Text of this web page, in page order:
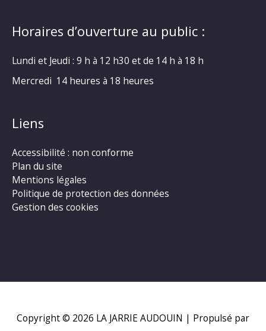
Horaires d’ouverture au public :
Lundi et Jeudi : 9 h à 12 h30 et de 14 h à 18 h
Mercredi 14 heures à 18 heures
Liens
Accessibilité : non conforme
Plan du site
Mentions légales
Politique de protection des données
Gestion des cookies
Copyright © 2026 LA JARRIE AUDOUIN | Propulsé par